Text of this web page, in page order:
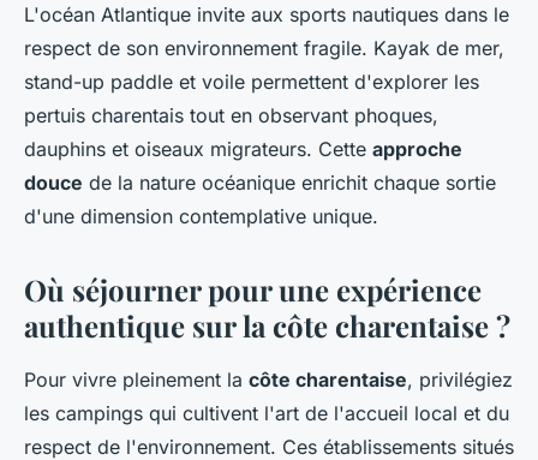
L'océan Atlantique invite aux sports nautiques dans le
respect de son environnement fragile. Kayak de mer,
stand-up paddle et voile permettent d'explorer les
pertuis charentais tout en observant phoques,
dauphins et oiseaux migrateurs. Cette approche
douce de la nature océanique enrichit chaque sortie
d'une dimension contemplative unique.
Où séjourner pour une expérience
authentique sur la côte charentaise ?
Pour vivre pleinement la côte charentaise, privilégiez
les campings qui cultivent l'art de l'accueil local et du
respect de l'environnement. Ces établissements situés